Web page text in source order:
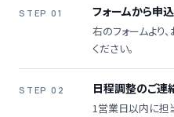
STEP 01 フォームから申込
右のフォームより
ください。
STEP 02 日程調整のご連
1営業日以内に担